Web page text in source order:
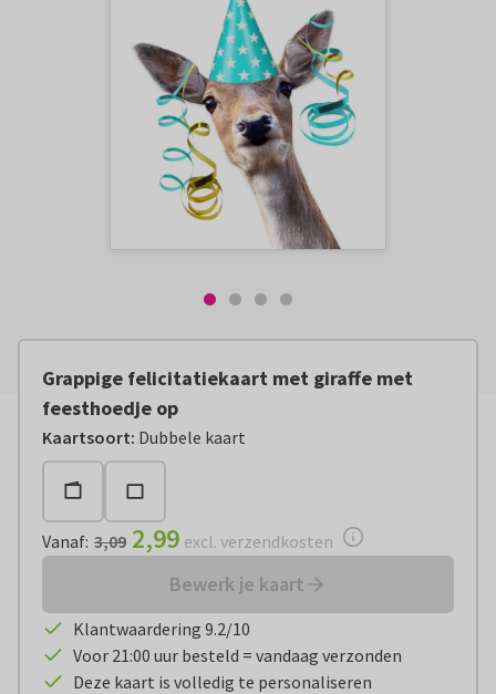
Grappige felicitatiekaart met giraffe met
feesthoedje op
Kaartsoort: Dubbele kaart
Vanaf: € 2,99 excl. verzendkosten
Vanaf: 3,09 2,99 excl. verzendkosten
Bewerk je kaart
Klantwaardering 9.2/10
Voor 21:00 uur besteld = vandaag verzonden
Deze kaart is volledig te personaliseren